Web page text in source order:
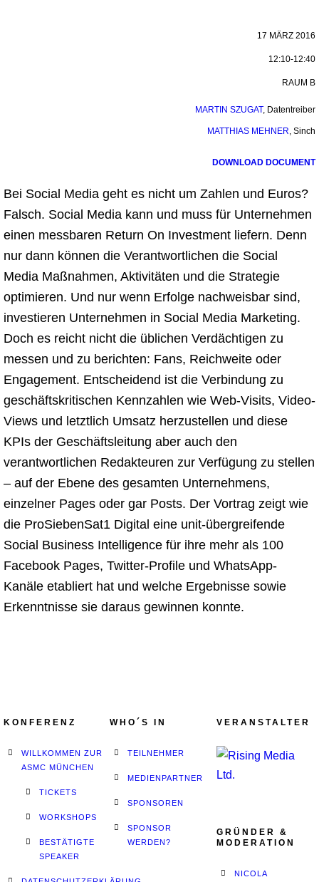
17 MÄRZ 2016
12:10-12:40
RAUM B
MARTIN SZUGAT, Datentreiber
MATTHIAS MEHNER, Sinch
DOWNLOAD DOCUMENT
Bei Social Media geht es nicht um Zahlen und Euros?
Falsch. Social Media kann und muss für Unternehmen
einen messbaren Return On Investment liefern. Denn
nur dann können die Verantwortlichen die Social
Media Maßnahmen, Aktivitäten und die Strategie
optimieren. Und nur wenn Erfolge nachweisbar sind,
investieren Unternehmen in Social Media Marketing.
Doch es reicht nicht die üblichen Verdächtigen zu
messen und zu berichten: Fans, Reichweite oder
Engagement. Entscheidend ist die Verbindung zu
geschäftskritischen Kennzahlen wie Web-Visits, Video-
Views und letztlich Umsatz herzustellen und diese
KPIs der Geschäftsleitung aber auch den
verantwortlichen Redakteuren zur Verfügung zu stellen
– auf der Ebene des gesamten Unternehmens,
einzelner Pages oder gar Posts. Der Vortrag zeigt wie
die ProSiebenSat1 Digital eine unit-übergreifende
Social Business Intelligence für ihre mehr als 100
Facebook Pages, Twitter-Profile und WhatsApp-
Kanäle etabliert hat und welche Ergebnisse sowie
Erkenntnisse sie daraus gewinnen konnte.
KONFERENZ
WILLKOMMEN ZUR
ASMC MÜNCHEN
TICKETS
WORKSHOPS
BESTÄTIGTE
SPEAKER
WHO´S IN
TEILNEHMER
MEDIENPARTNER
SPONSOREN
SPONSOR
WERDEN?
VERANSTALTER
GRÜNDER &
MODERATION
NICOLA